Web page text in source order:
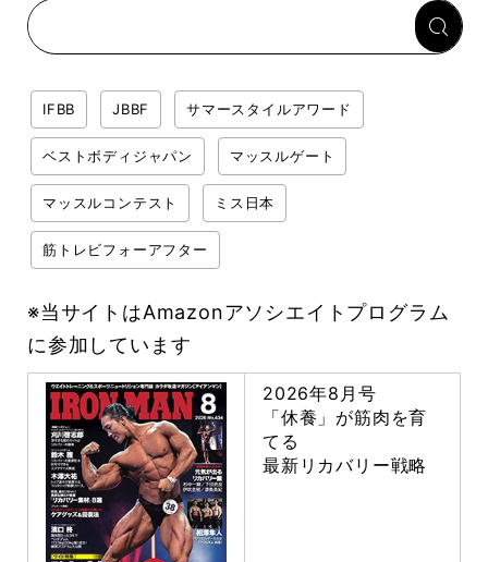
IFBB JBBF サマースタイルアワード
ベストボディジャパン マッスルゲート
マッスルコンテスト ミス日本
筋トレビフォーアフター
※当サイトはAmazonアソシエイトプログラム
に参加しています
2026年8月号
「休養」が筋肉を育
てる
最新リカバリー戦略